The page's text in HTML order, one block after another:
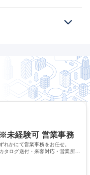
未経験可 営業事務
れかにて営業事務をお任せ。
タログ送付・来客対応・営業所内